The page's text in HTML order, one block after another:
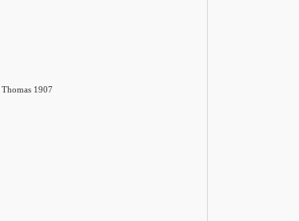
Thomas 1907